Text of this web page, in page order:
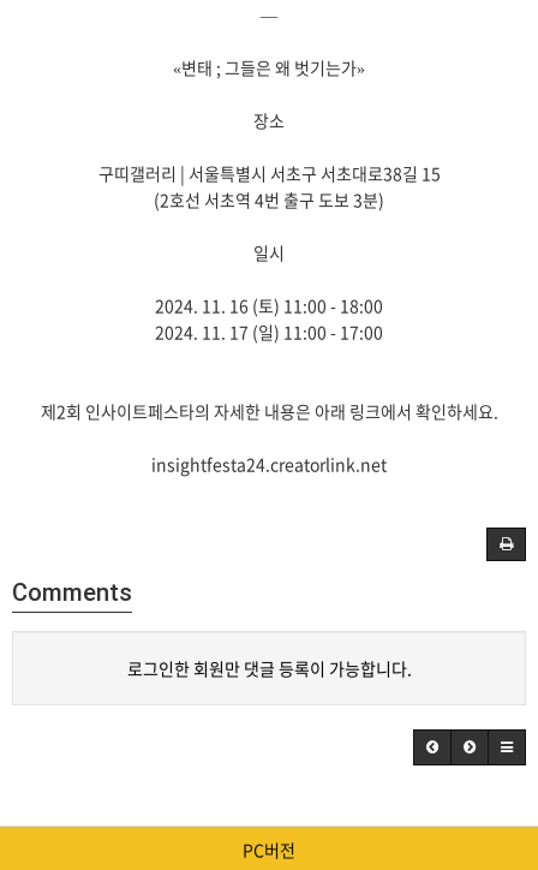
—
«변태 ; 그들은 왜 벗기는가»
장소
구띠갤러리 | 서울특별시 서초구 서초대로38길 15
(2호선 서초역 4번 출구 도보 3분)
일시
2024. 11. 16 (토) 11:00 - 18:00
2024. 11. 17 (일) 11:00 - 17:00
제2회 인사이트페스타의 자세한 내용은 아래 링크에서 확인하세요.
insightfesta24.creatorlink.net
Comments
로그인한 회원만 댓글 등록이 가능합니다.
PC버전